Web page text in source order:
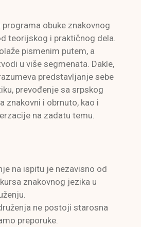
obuke znakovnog
teorijskog i praktičnog dela.
pismenim putem, a
u više segmenata. Dakle,
predstavljanje sebe
prevođenje sa srpskog
znakovni i obrnuto, kao i
na zadatu temu.
na ispitu je nezavisno od
znakovnog jezika u
ne postoji starosna
preporuke.